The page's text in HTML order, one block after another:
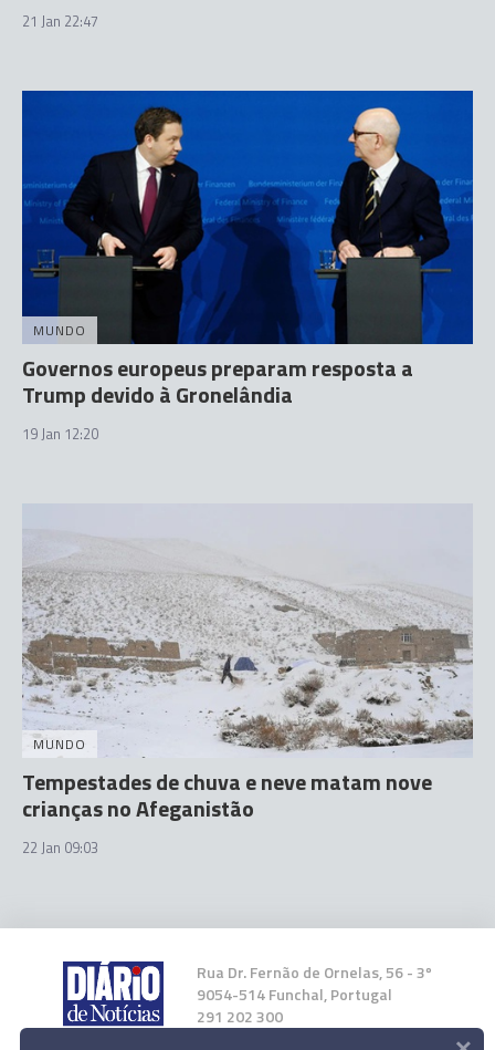
21 Jan 22:47
MUNDO
Governos europeus preparam resposta a
Trump devido à Gronelândia
19 Jan 12:20
MUNDO
Tempestades de chuva e neve matam nove
crianças no Afeganistão
22 Jan 09:03
Rua Dr. Fernão de Ornelas, 56 - 3º
9054-514 Funchal, Portugal
291 202 300